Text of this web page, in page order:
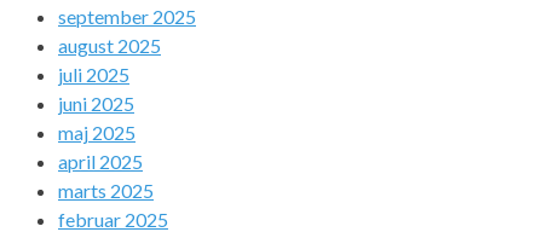
september 2025
august 2025
juli 2025
juni 2025
maj 2025
april 2025
marts 2025
februar 2025